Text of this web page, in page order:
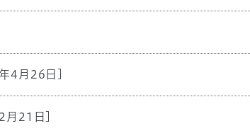
4月26日]
月21日]